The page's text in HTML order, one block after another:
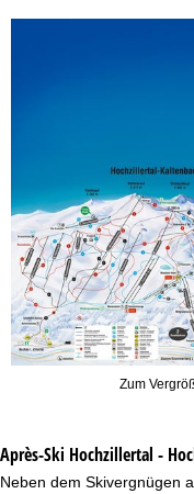
Zum
Après-Ski Hochzillertal -
Neben dem Skivergnügen